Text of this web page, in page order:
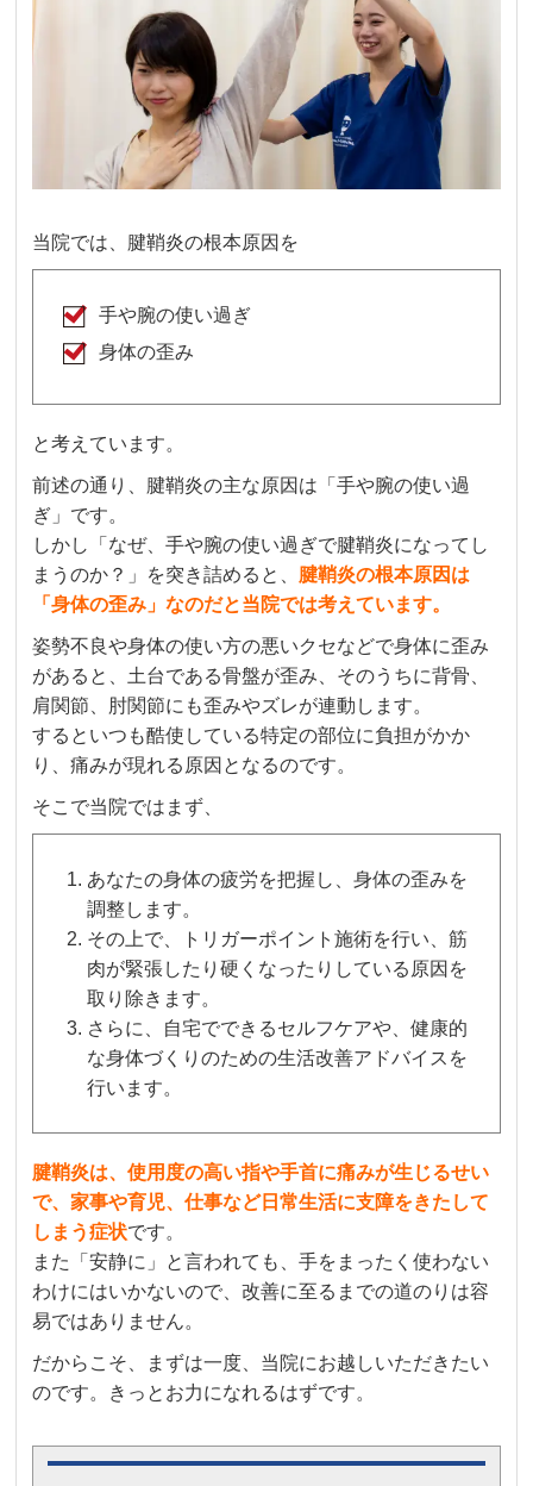
当院では、腱鞘炎の根本原因を
手や腕の使い過ぎ
身体の歪み
と考えています。
前述の通り、腱鞘炎の主な原因は「手や腕の使い過
ぎ」です。
しかし「なぜ、手や腕の使い過ぎで腱鞘炎になってし
まうのか？」を突き詰めると、 腱鞘炎の根本原因は
「身体の歪み」なのだと当院では考えています。
姿勢不良や身体の使い方の悪いクセなどで身体に歪み
があると、土台である骨盤が歪み、そのうちに背骨、
肩関節、肘関節にも歪みやズレが連動します。
するといつも酷使している特定の部位に負担がかか
り、痛みが現れる原因となるのです。
そこで当院ではまず、
あなたの身体の疲労を把握し、身体の歪みを
調整します。
その上で、トリガーポイント施術を行い、筋
肉が緊張したり硬くなったりしている原因を
取り除きます。
さらに、自宅でできるセルフケアや、健康的
な身体づくりのための生活改善アドバイスを
行います。
腱鞘炎は、使用度の高い指や手首に痛みが生じるせい
で、家事や育児、仕事など日常生活に支障をきたして
しまう症状です。
また「安静に」と言われても、手をまったく使わない
わけにはいかないので、改善に至るまでの道のりは容
易ではありません。
だからこそ、まずは一度、当院にお越しいただきたい
のです。きっとお力になれるはずです。